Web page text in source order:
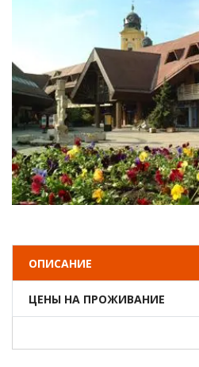
ОПИСАНИЕ
ЦЕНЫ НА ПРОЖИВАНИЕ